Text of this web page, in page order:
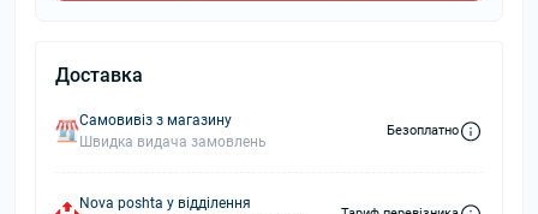
Доставка
Самовивіз з магазину
Швидка видача замовлень
Безоплатно
Nova poshta у відділення